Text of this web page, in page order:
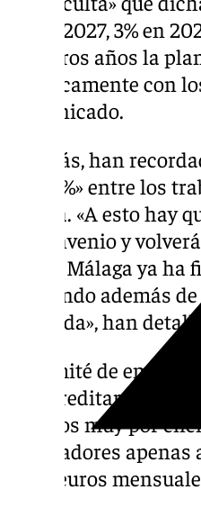
3% en 2027, 3% en
primeros años la
prácticamente con
comunicado.
Además, han
del 28%» entre los
Sevilla. «A esto hay
en convenio y
Metro Málaga ya
partiendo además
Granada», han
El comité de
desacreditar las
salarios muy por
trabajadores
1.450 euros